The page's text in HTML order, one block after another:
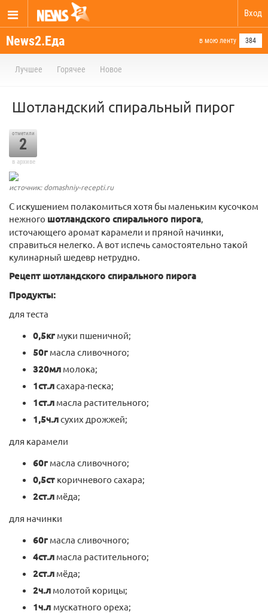
Вход
News2.Еда в мою ленту 384
Лучшее Горячее Новое
Шотландский спиральный пирог
отметили
2
в архиве
источник: domashniy-recepti.ru
С искушением полакомиться хотя бы маленьким кусочком
нежного шотландского спирального пирога,
источающего аромат карамели и пряной начинки,
справиться нелегко. А вот испечь самостоятельно такой
кулинарный шедевр нетрудно.
Рецепт шотландского спирального пирога
Продукты:
для теста
0,5кг муки пшеничной;
50г масла сливочного;
320мл молока;
1ст.лсахара-песка;
1ст.л масла растительного;
1,5ч.лсухих дрожжей;
для карамели
60г масла сливочного;
0,5ст коричневого сахара;
2ст.л мёда;
для начинки
60г масла сливочного;
4ст.л масла растительного;
2ст.л мёда;
2ч.л молотой корицы;
1ч.л мускатного ореха;